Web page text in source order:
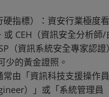
指標）：資安行業極度
CEH（資訊安全分析師
（資訊系統安全專家認
少的黃金證照。
常由「資訊科技支援操作
）」或「系統管理員